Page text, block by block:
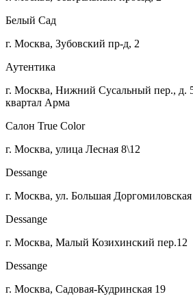
Белый Сад
г. Москва, Зубовский пр-д, 2
Аутентика
г. Москва, Нижний Сусальный пер., д.
квартал Арма
Салон True Color
г. Москва, улица Лесная 8\12
Dessange
г. Москва, ул. Большая
Dessange
г. Москва, Малый Козихинский пер.12
Dessange
г. Москва, Садовая-Кудринская 19